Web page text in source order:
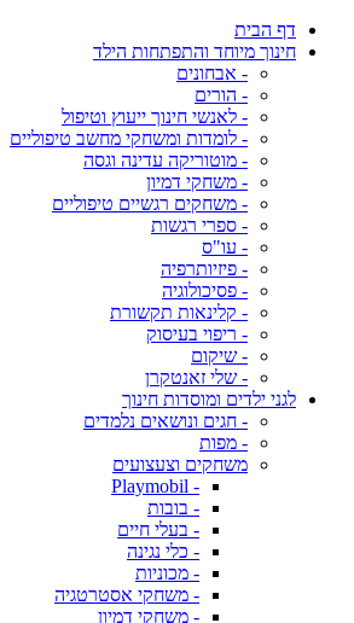
דף הבית
חינוך מיוחד והתפתחות הילד
- אבחונים
- הורים
- לאנשי חינוך ייעוץ וטיפול
- לומדות ומשחקי מחשב טיפוליים
- מוטוריקה עדינה וגסה
- משחקי דמיון
- משחקים רגשיים טיפוליים
- ספרי רגשות
- עו"ס
- פיזיותרפיה
- פסיכולוגיה
- קלינאות תקשורת
- ריפוי בעיסוק
- שיקום
- שלי זאנטקרן
לגני ילדים ומוסדות חינוך
- חגים ונושאים נלמדים
- מפות
משחקים וצעצועים
- Playmobil
- בובות
- בעלי חיים
- כלי נגינה
- מכוניות
- משחקי אסטרטגיה
- משחקי דמיון